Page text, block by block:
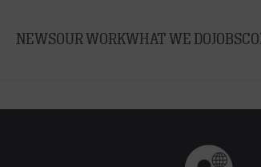
NEWSOUR WORKWHAT WE DOJOBS